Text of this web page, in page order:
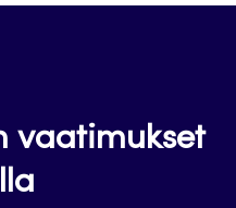
vaatimukset